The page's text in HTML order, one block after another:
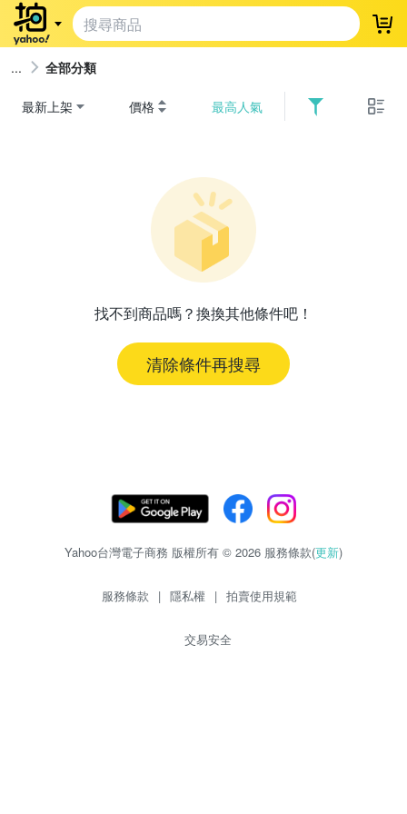
登
全部分類
最新上架 價格 最高人氣
找不到商品嗎？換換其他條件吧！
清除條件再搜尋
Yahoo台灣電子商務 版權所有 © 2026 服務條款(更新)
服務條款 | 隱私權 | 拍賣使用規範
交易安全